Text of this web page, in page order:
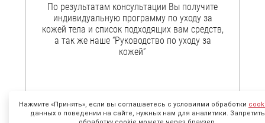
Нажмите «Принять», если вы соглашаетесь с условиями обработки
данных о поведении на сайте, нужных нам для аналитики. Запретить
По результатам консультации Вы получите
индивидуальную программу по уходу за
кожей тела и список подходящих вам средств,
а так же наше “Руководство по уходу за
кожей”